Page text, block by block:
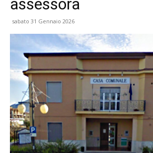
assessora
sabato 31 Gennaio 2026